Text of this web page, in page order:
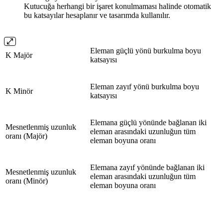
Kutucuğa herhangi bir işaret konulmaması halinde otomatik
bu katsayılar hesaplanır ve tasarımda kullanılır.
K Majör
Eleman güçlü yönü burkulma boyu
katsayısı
K Minör
Eleman zayıf yönü burkulma boyu
katsayısı
Mesnetlenmiş uzunluk
oranı (Majör)
Elemana güçlü yönünde bağlanan iki
eleman arasındaki uzunluğun tüm
eleman boyuna oranı
Mesnetlenmiş uzunluk
oranı (Minör)
Elemana zayıf yönünde bağlanan iki
eleman arasındaki uzunluğun tüm
eleman boyuna oranı